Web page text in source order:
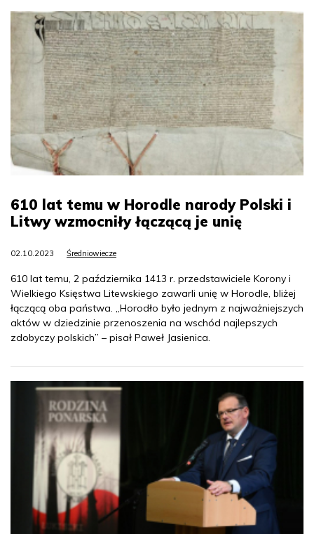
610 lat temu w Horodle narody Polski i
Litwy wzmocniły łączącą je unię
02.10.2023 Średniowiecze
610 lat temu, 2 października 1413 r. przedstawiciele Korony i
Wielkiego Księstwa Litewskiego zawarli unię w Horodle, bliżej
łączącą oba państwa. „Horodło było jednym z najważniejszych
aktów w dziedzinie przenoszenia na wschód najlepszych
zdobyczy polskich” – pisał Paweł Jasienica.